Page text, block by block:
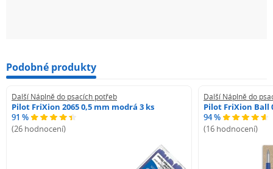
Podobné produkty
Další Náplně do psacích potřeb
Pilot FriXion 2065 0,5 mm modrá 3 ks
91 %
(26 hodnocení)
Další Náplně do
Pilot FriXion Ball
94 %
(16 hodnocení)